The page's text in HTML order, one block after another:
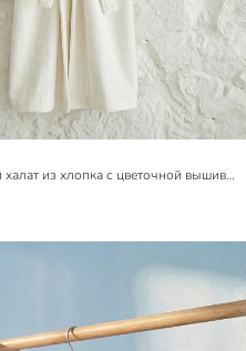
Женский банный халат из хлопка с цветочной вышивкой